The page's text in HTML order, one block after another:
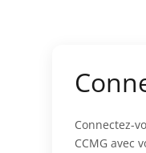
Connectez-
CCMG avec